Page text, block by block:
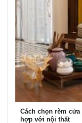
Cách chọn rèm
hợp với nội thất